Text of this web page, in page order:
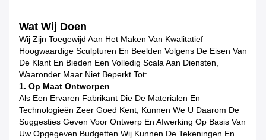
Wat Wij Doen
Wij Zijn Toegewijd Aan Het Maken Van Kwalitatief
Hoogwaardige Sculpturen En Beelden Volgens De Eisen Van
De Klant En Bieden Een Volledig Scala Aan Diensten,
Waaronder Maar Niet Beperkt Tot:
1. Op Maat Ontworpen
Als Een Ervaren Fabrikant Die De Materialen En
Technologieën Zeer Goed Kent, Kunnen We U Daarom De
Suggesties Geven Voor Ontwerp En Afwerking Op Basis Van
Uw Opgegeven Budgetten.Wij Kunnen De Tekeningen En